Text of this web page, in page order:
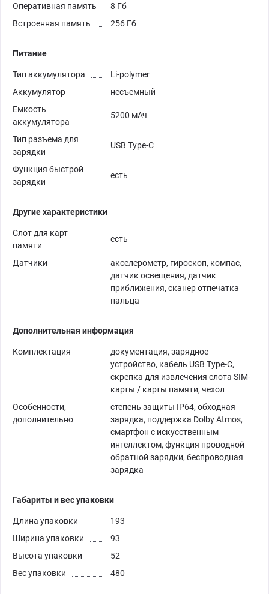
Оперативная память
8 Гб
Встроенная память
256 Гб
Питание
Тип аккумулятора
Li-polymer
Аккумулятор
несъемный
Емкость
аккумулятора
5200 мАч
Тип разъема для
зарядки
USB Type-C
Функция быстрой
зарядки
есть
Другие характеристики
Слот для карт
памяти
есть
Датчики
акселерометр, гироскоп, компас,
датчик освещения, датчик
приближения, сканер отпечатка
пальца
Дополнительная информация
Комплектация
документация, зарядное
устройство, кабель USB Type-C,
скрепка для извлечения слота SIM-
карты / карты памяти, чехол
Особенности,
дополнительно
степень защиты IP64, обходная
зарядка, поддержка Dolby Atmos,
смартфон с искусственным
интеллектом, функция проводной
обратной зарядки, беспроводная
зарядка
Габариты и вес упаковки
Длина упаковки
193
Ширина упаковки
93
Высота упаковки
52
Вес упаковки
480